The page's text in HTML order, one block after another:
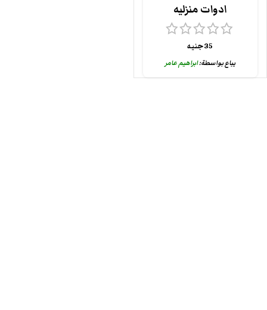
ادوات منزليه
35جنيه
يباع بواسطة:ابراهيم عامر